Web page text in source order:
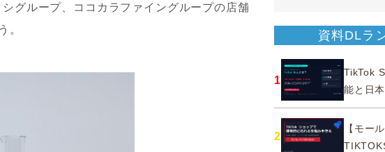
グループ、ココカラファイングループの店舗
。
資料DLラ
1
TikTok
能と日
｜公式
2
【モー